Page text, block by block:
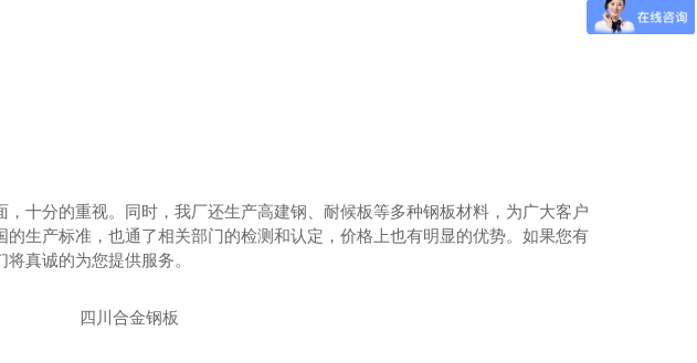
，十分的重视。同时，我厂还生产高建钢、耐候板等多种钢板材料，为广大客户
生产标准，也通了相关部门的检测和认定，价格上也有明显的优势。如果您有
真诚的为您提供服务。